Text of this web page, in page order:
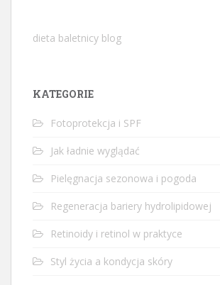
dieta baletnicy blog
KATEGORIE
Fotoprotekcja i SPF
Jak ładnie wyglądać
Pielęgnacja sezonowa i pogoda
Regeneracja bariery hydrolipidowej
Retinoidy i retinol w praktyce
Styl życia a kondycja skóry